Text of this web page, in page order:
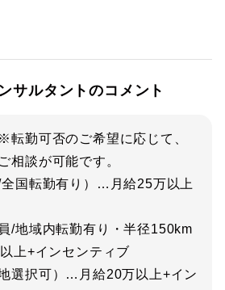
サルタントのコメント
転勤可否のご希望に応じて、
相談が可能です。
国転勤有り）…月給25万以上
/地域内転勤有り・半径150km
上+インセンティブ
選択可）…月給20万以上+イン